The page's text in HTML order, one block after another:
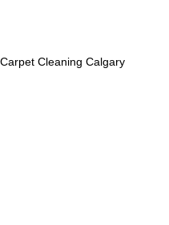
Carpet Cleaning Calgary